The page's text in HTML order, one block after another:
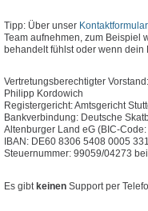
Tipp: Über unser Kontaktformular
Team aufnehmen, zum Beispiel
behandelt fühlst oder wenn dein
Vertretungsberechtigter
Philipp Kordowich
Registergericht: Amtsgericht
Bankverbindung: Deutsche
Altenburger Land eG (BIC-
IBAN: DE60 8306 5408 0005
Steuernummer: 99059/04273
Es gibt keinen Support per